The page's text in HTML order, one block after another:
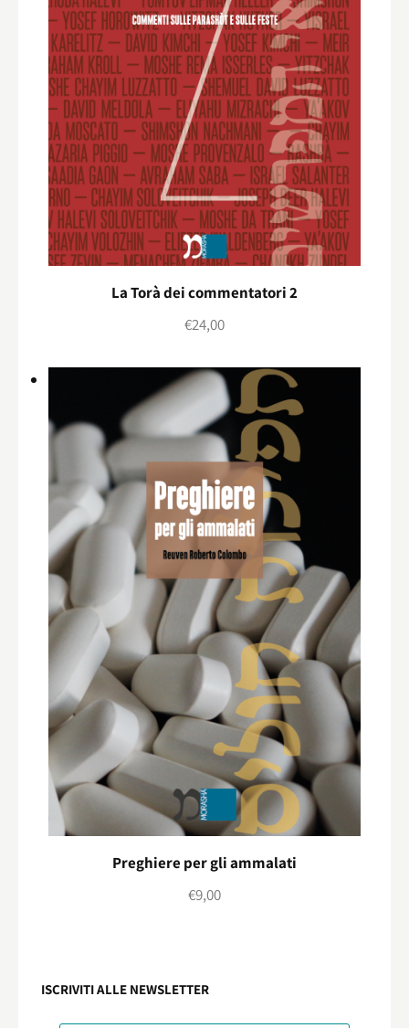
La Torà dei commentatori 2
€24,00
Preghiere per gli ammalati
€9,00
ISCRIVITI ALLE NEWSLETTER